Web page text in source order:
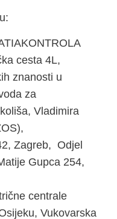
cesta 4L,
znanosti u
za
Vladimira
Zagreb, Odjel
Gupca 254,
centrale
Vukovarska